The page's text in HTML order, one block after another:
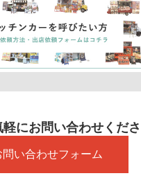
軽にお問い合わせくだ
問い合わせフォーム